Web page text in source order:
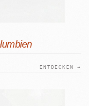
ENTDECKEN →